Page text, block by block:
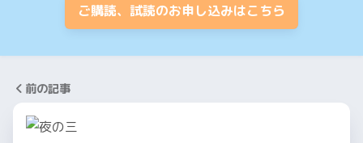
ご購読、試読のお申し込みはこちら
前の記事